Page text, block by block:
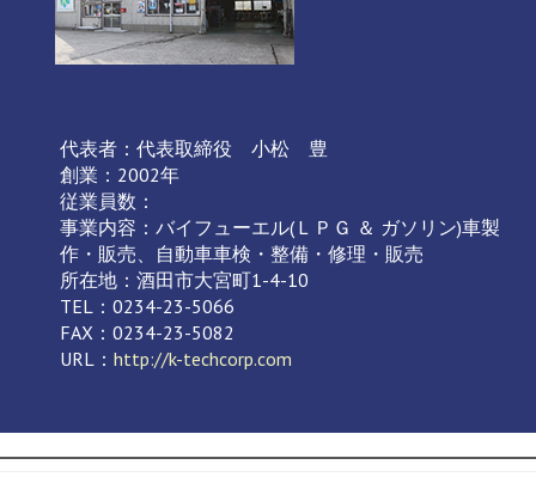
代表者：代表取締役 小松 豊
創業：2002年
従業員数：
事業内容：バイフューエル(ＬＰＧ ＆ ガソリン)車製
作・販売、自動車車検・整備・修理・販売
所在地：酒田市大宮町1-4-10
TEL：0234-23-5066
FAX：0234-23-5082
URL： http://k-techcorp.com